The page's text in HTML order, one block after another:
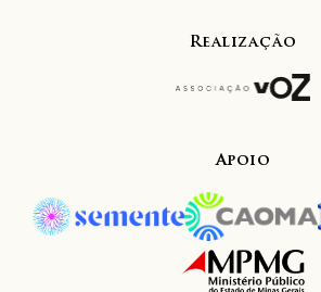
Realização
Apoio